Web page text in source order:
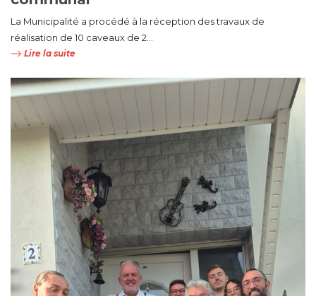
La Municipalité a procédé à la réception des travaux de
réalisation de 10 caveaux de 2...
Lire la suite